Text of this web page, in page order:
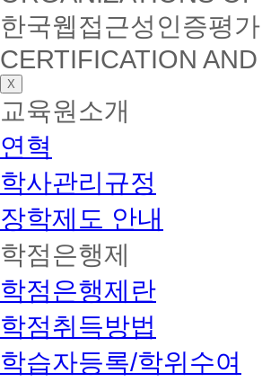
한국웹접근성인증평
CERTIFICATION
X
교육원소개
연혁
학사관리규정
장학제도 안내
학점은행제
학점은행제란
학점취득방법
학습자등록/학위수여